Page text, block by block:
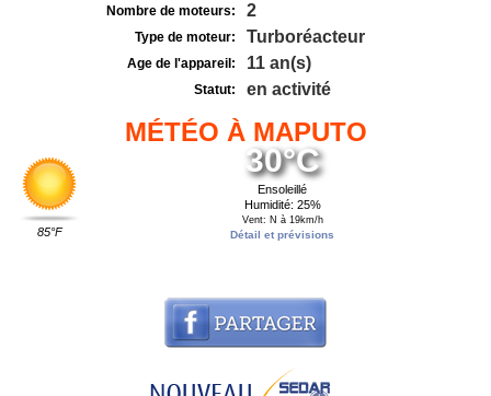
Nombre de moteurs: 2
Type de moteur: Turboréacteur
Age de l'appareil: 11 an(s)
Statut: en activité
MÉTÉO À MAPUTO
85°F
30°C
Ensoleillé
Humidité: 25%
Vent: N à 19km/h
Détail et prévisions